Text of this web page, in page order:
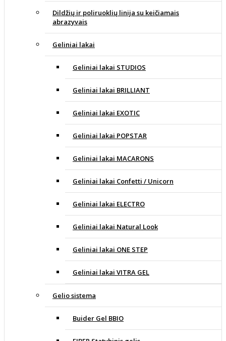
Dildžių ir poliruoklių linija su keičiamais
abrazyvais
Geliniai lakai
Geliniai lakai STUDIOS
Geliniai lakai BRILLIANT
Geliniai lakai EXOTIC
Geliniai lakai POPSTAR
Geliniai lakai MACARONS
Geliniai lakai Confetti / Unicorn
Geliniai lakai ELECTRO
Geliniai lakai Natural Look
Geliniai lakai ONE STEP
Geliniai lakai VITRA GEL
Gelio sistema
Buider Gel BBIO